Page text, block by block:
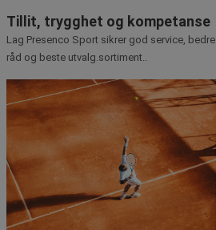
Tillit, trygghet og kompetanse
Lag Presenco Sport sikrer god service, bedre
råd og beste utvalg.sortiment..